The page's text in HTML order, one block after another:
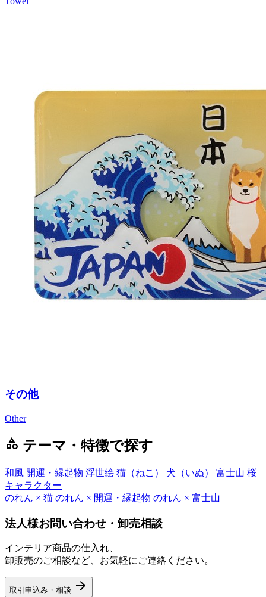
その他
Other
category テーマ・特徴で探す
和風 開運・縁起物 浮世絵 猫（ねこ） 犬（いぬ） 富士山 桜
キャラクター
のれん × 猫 のれん × 開運・縁起物 のれん × 富士山
法人様お問い合わせ・卸売相談
インテリア商品の仕入れ、
卸販売のご相談など、お気軽にご連絡ください。
取引申込み・相談 arrow_forward